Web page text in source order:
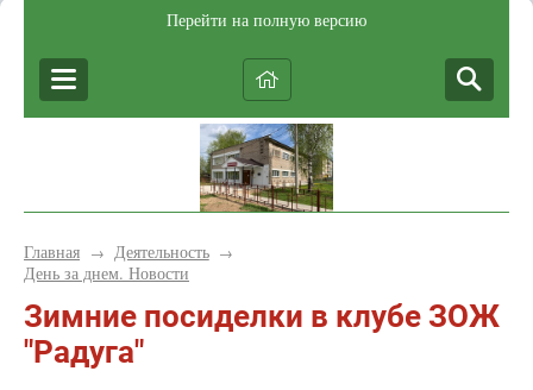
Перейти на полную версию
Главная → Деятельность →
День за днем. Новости
Зимние посиделки в клубе ЗОЖ
"Радуга"